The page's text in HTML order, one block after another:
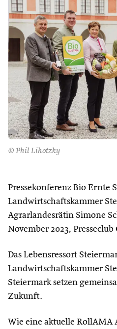
© Phil Lihotzky
Pressekonferenz Bio Ernte
Landwirtschaftskammer
Agrarlandesrätin Simone
November 2023, Presseclub
Das Lebensressort
Landwirtschaftskammer
Steiermark setzen
Zukunft.
Wie eine aktuelle RollAMA